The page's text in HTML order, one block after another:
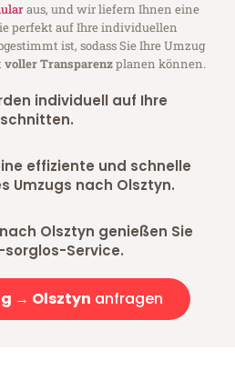
aus, und wir liefern Ihnen eine
perfekt auf Ihre individuellen
ist, sodass Sie Ihre Umzug
voller Transparenzplanen können.
individuell auf Ihre
effiziente und schnelle
Umzugs nach Olsztyn.
Olsztyn genießen Sie
sorglos-Service.
→ Olsztyn anfragen